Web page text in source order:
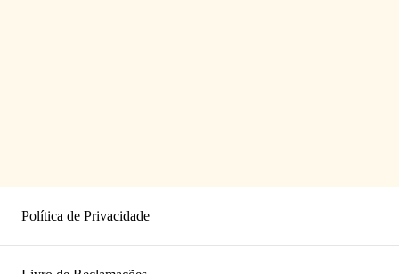
Política de Privacidade